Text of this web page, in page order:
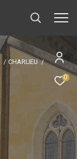
0
CHARLIEU